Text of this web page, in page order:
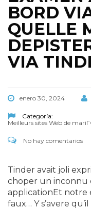
BORD
QUELLE
VIA
enero 30, 2024
Categoría:
Meilleurs sites Web de
No hay comentarios
Tinder avait joli
choper un inconnu
applicationEt notre
faux… Y s’avere